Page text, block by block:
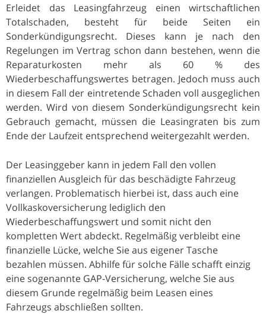
Erleidet das Leasingfahrzeug einen wirtschaftlichen
Totalschaden, besteht für beide Seiten ein
Sonderkündigungsrecht. Dieses kann je nach den
Regelungen im Vertrag schon dann bestehen, wenn die
Reparaturkosten mehr als 60 % des
Wiederbeschaffungswertes betragen. Jedoch muss auch
in diesem Fall der eintretende Schaden voll ausgeglichen
werden. Wird von diesem Sonderkündigungsrecht kein
Gebrauch gemacht, müssen die Leasingraten bis zum
Ende der Laufzeit entsprechend weitergezahlt werden.
Der Leasinggeber kann in jedem Fall den vollen
finanziellen Ausgleich für das beschädigte Fahrzeug
verlangen. Problematisch hierbei ist, dass auch eine
Vollkaskoversicherung lediglich den
Wiederbeschaffungswert und somit nicht den
kompletten Wert abdeckt. Regelmäßig verbleibt eine
finanzielle Lücke, welche Sie aus eigener Tasche
bezahlen müssen. Abhilfe für solche Fälle schafft einzig
eine sogenannte GAP-Versicherung, welche Sie aus
diesem Grunde regelmäßig beim Leasen eines
Fahrzeugs abschließen sollten.